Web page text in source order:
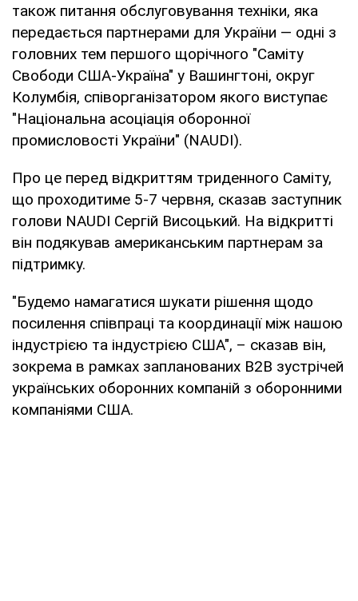
також питання обслуговування техніки, яка
передається партнерами для України — одні з
головних тем першого щорічного "Саміту
Свободи США-Україна" у Вашингтоні, округ
Колумбія, співорганізатором якого виступає
"Національна асоціація оборонної
промисловості України" (NAUDI).
Про це перед відкриттям триденного Саміту,
що проходитиме 5-7 червня, сказав заступник
голови NAUDI Сергій Висоцький. На відкритті
він подякував американським партнерам за
підтримку.
"Будемо намагатися шукати рішення щодо
посилення співпраці та координації між нашою
індустрією та індустрією США", – сказав він,
зокрема в рамках запланованих B2B зустрічей
українських оборонних компаній з оборонними
компаніями США.